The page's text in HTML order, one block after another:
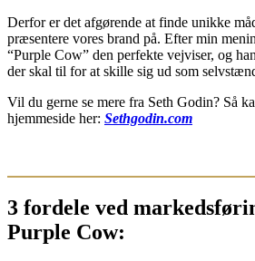
Derfor er det afgørende at finde unikke
præsentere vores brand på. Efter min
“Purple Cow” den perfekte vejviser, og
der skal til for at skille sig ud som
Vil du gerne se mere fra Seth Godin? Så
hjemmeside her: Sethgodin.com
3 fordele ved
Purple Cow: